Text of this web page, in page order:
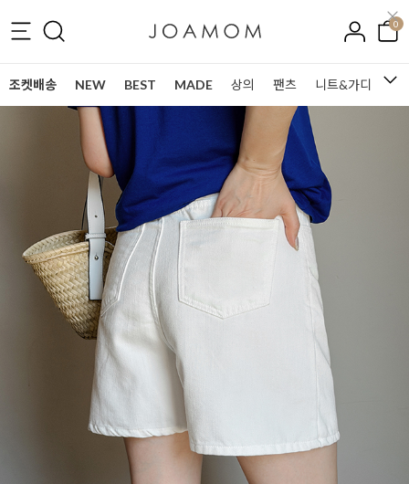
0
조켓배송 NEW BEST MADE 상의 팬츠 니트&가디건